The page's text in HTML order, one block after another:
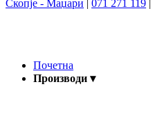
Скопје - Маџари | 071 271 119 |
Почетна
Производи ▾